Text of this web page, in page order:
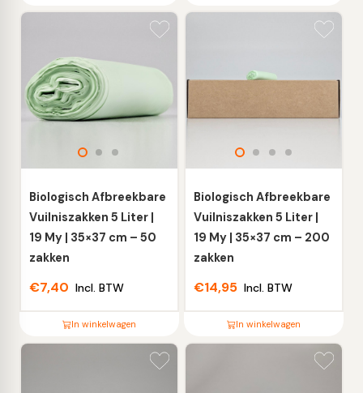
Dit
meerdere
variaties.
Deze
worden
op
de
productpagina
Dit
Deze
worden
op
de
productpagina
Biologisch Afbreekbare
Vuilniszakken 5 Liter |
19 My | 35×37 cm – 50
zakken
€7,40 Incl. BTW
In winkelwagen
Dit
Biologisch Afbreekbare
Vuilniszakken 5 Liter |
19 My | 35×37 cm – 200
zakken
€14,95 Incl. BTW
In winkelwagen
Dit